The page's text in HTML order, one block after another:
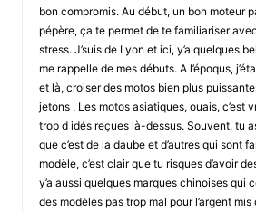
bon compromis. Au début, un bon moteur
pépère, ça te permet de te familiariser
stress. J’suis de Lyon et ici, y’a quelques
me rappelle de mes débuts. A l’époqus,
et là, croiser des motos bien plus
jetons . Les motos asiatiques, ouais, c’est
trop d idés reçues là-dessus. Souvent, tu
que c’est de la daube et d’autres qui sont
modèle, c’est clair que tu risques d’avoir
y’a aussi quelques marques chinoises qui
des modèles pas trop mal pour l’argent